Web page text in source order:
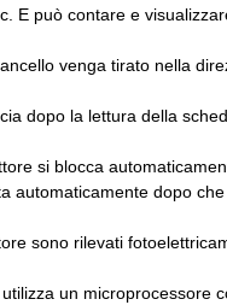
E può contare e
venga tirato nella
dopo la lettura della
si blocca
automaticamente dopo
sono rilevati
un microprocessore